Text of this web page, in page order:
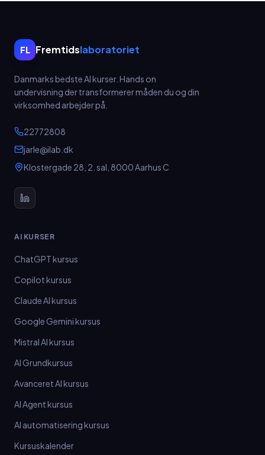
FL Fremtidslaboratoriet
Danmarks bedste AI kurser. Hands on
undervisning der transformerer måden du og din
virksomhed arbejder på.
22772808
jarle@ilab.dk
Klostergade 28, 2. sal 8000Aarhus C
AI KURSER
ChatGPT kursus
Copilot kursus
Claude AI kursus
Google Gemini kursus
Mistral AI kursus
AI Grundkursus
Avanceret AI kursus
AI Agent kursus
AI automatisering kursus
Kursuskalender